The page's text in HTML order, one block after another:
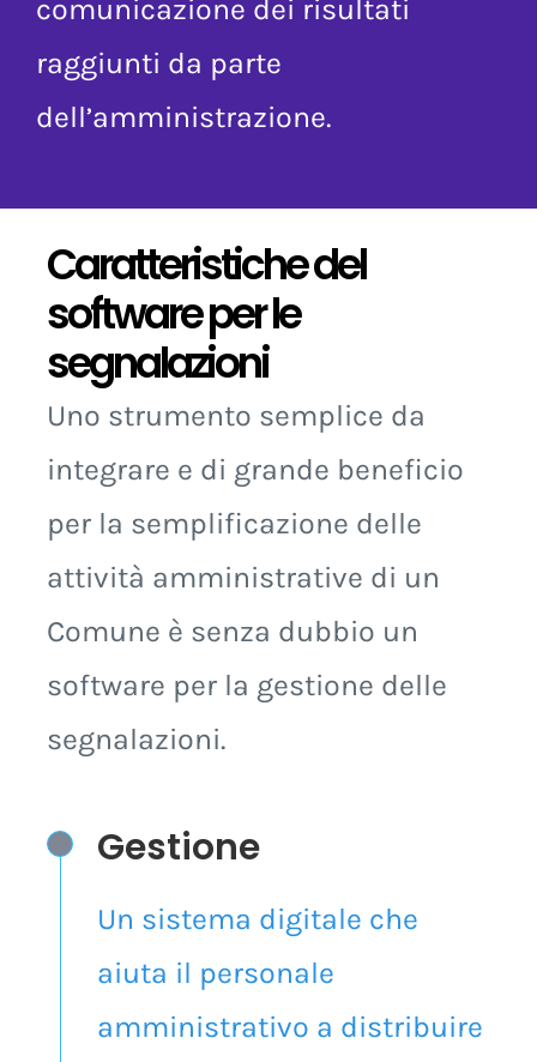
miglior capacità di
comunicazione dei risultati
raggiunti da parte
Caratteristiche del
software per le
segnalazioni
Uno strumento semplice da
integrare e di grande beneficio
per la semplificazione delle
attività amministrative di un
Comune è senza dubbio un
software per la gestione delle
Gestione
Un sistemadigitale
aiuta il personale